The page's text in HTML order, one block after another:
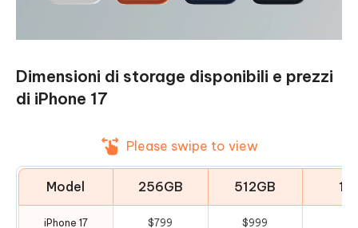
Dimensioni di storage disponibili e prezzi
di iPhone 17
Please swipe to view
Model 256GB 512GB
iPhone 17 $799 $999